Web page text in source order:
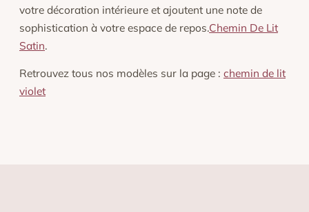
votre décoration intérieure et ajoutent une note de
sophistication à votre espace de repos.Chemin De Lit
Satin.
Retrouvez tous nos modèles sur la page : chemin de lit
violet